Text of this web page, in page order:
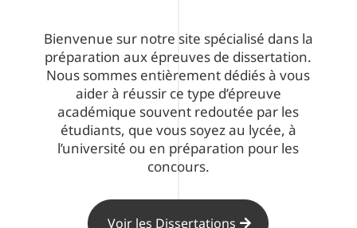
Bienvenue sur notre site spécialisé dans la
préparation aux épreuves de dissertation.
Nous sommes entièrement dédiés à vous
aider à réussir ce type d’épreuve
académique souvent redoutée par les
étudiants, que vous soyez au lycée, à
l’université ou en préparation pour les
concours.
Voir les Dissertations